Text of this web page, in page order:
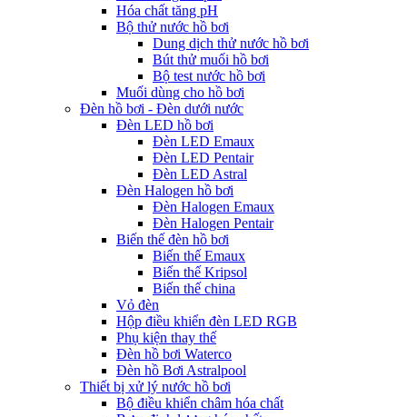
Hóa chất tăng pH
Bộ thử nước hồ bơi
Dung dịch thử nước hồ bơi
Bút thử muối hồ bơi
Bộ test nước hồ bơi
Muối dùng cho hồ bơi
Đèn hồ bơi - Đèn dưới nước
Đèn LED hồ bơi
Đèn LED Emaux
Đèn LED Pentair
Đèn LED Astral
Đèn Halogen hồ bơi
Đèn Halogen Emaux
Đèn Halogen Pentair
Biến thế đèn hồ bơi
Biến thế Emaux
Biến thế Kripsol
Biến thế china
Vỏ đèn
Hộp điều khiển đèn LED RGB
Phụ kiện thay thế
Đèn hồ bơi Waterco
Đèn hồ Bơi Astralpool
Thiết bị xử lý nước hồ bơi
Bộ điều khiển châm hóa chất